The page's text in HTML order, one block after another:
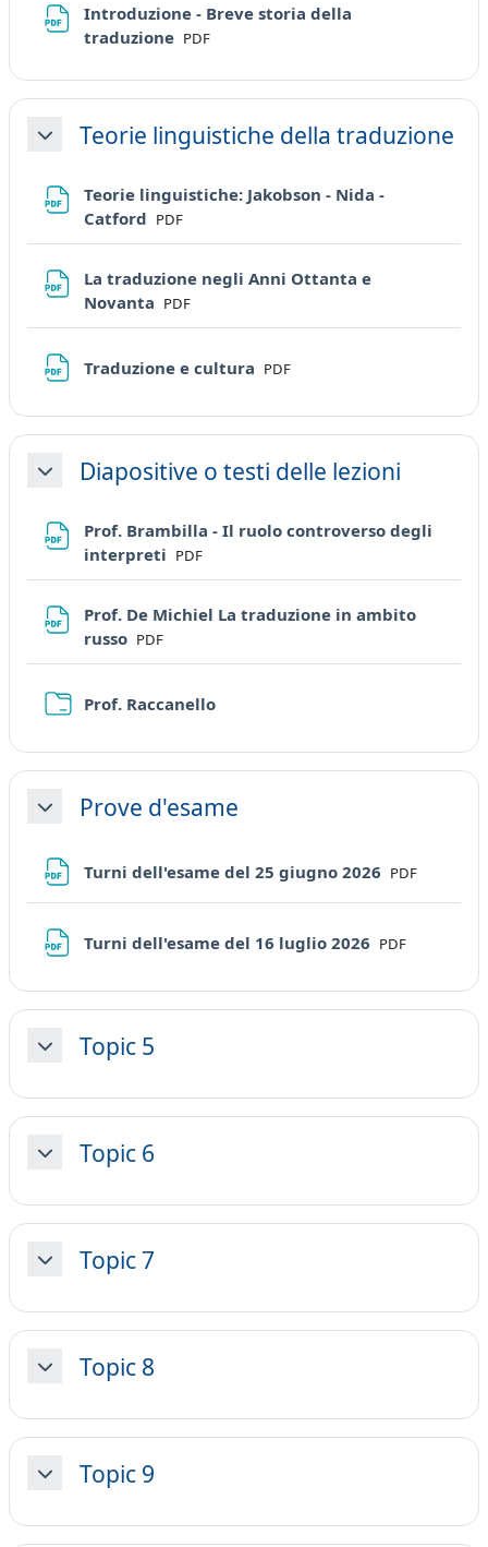
Introduzione - Breve storia della
traduzione File
PDF
MinimizzaTeorie linguistiche della traduzione
Teorie linguistiche: Jakobson - Nida -
Catford File
PDF
La traduzione negli Anni Ottanta e
Novanta File
PDF
Traduzione e cultura File
PDF
MinimizzaDiapositive o testi delle lezioni
Prof. Brambilla - Il ruolo controverso degli
interpreti File
PDF
Prof. De Michiel La traduzione in ambito
russo File
PDF
Prof. RaccanelloCartella
MinimizzaProve d'esame
Turni dell'esame del 25 giugno 2026 File
PDF
Turni dell'esame del 16 luglio 2026 File
PDF
MinimizzaTopic 5
MinimizzaTopic 6
MinimizzaTopic 7
MinimizzaTopic 8
MinimizzaTopic 9